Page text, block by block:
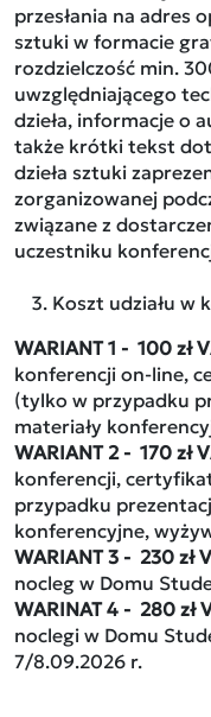
przesłania na adres
sztuki w formacie
rozdzielczość min.
uwzględniającego
dzieła, informacje o
także krótki tekst
dzieła sztuki
zorganizowanej
związane z
uczestniku
Koszt udziału w
WARIANT 1 - 100 zł
konferencji on-line,
(tylko w przypadku
materiały
WARIANT 2 - 170 zł
konferencji,
przypadku
konferencyjne,
WARIANT 3 - 230 zł
nocleg w Domu
WARINAT 4 - 280 zł
noclegi w Domu
7/8.09.2026 r.